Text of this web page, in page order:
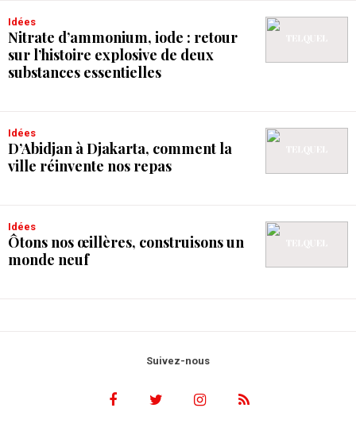
Idées
Nitrate d’ammonium, iode : retour
sur l’histoire explosive de deux
substances essentielles
Idées
D’Abidjan à Djakarta, comment la
ville réinvente nos repas
Idées
Ôtons nos œillères, construisons un
monde neuf
Suivez-nous